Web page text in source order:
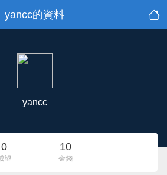
yancc的資料
yancc
0
望
10
金錢